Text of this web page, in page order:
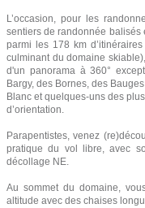
L’occasion, pour les
sentiers de randonnée balisés
parmi les 178 km
culminant du domaine
d'un panorama à 360°
Bargy, des Bornes, des
Blanc et quelques-uns des
d’orientation.
Parapentistes, venez
pratique du vol libre, avec
décollage NE.
Au sommet du domaine,
altitude avec des chaises